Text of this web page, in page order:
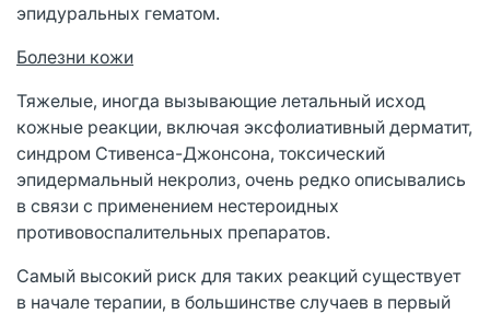
эпидуральных гематом.
Болезни кожи
Тяжелые, иногда вызывающие летальный исход
кожные реакции, включая эксфолиативный дерматит,
синдром Стивенса-Джонсона, токсический
эпидермальный некролиз, очень редко описывались
в связи с применением нестероидных
противовоспалительных препаратов.
Самый высокий риск для таких реакций существует
в начале терапии, в большинстве случаев в первый